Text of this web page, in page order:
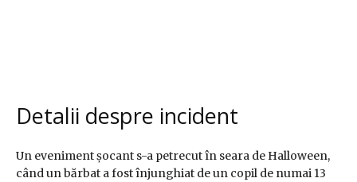
Detalii despre incident
Un eveniment șocant s-a petrecut în seara de Halloween,
când un bărbat a fost înjunghiat de un copil de numai 13